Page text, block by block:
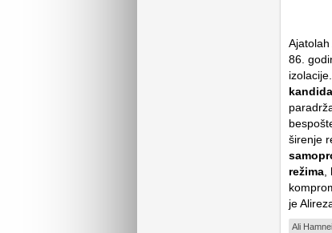
86.
širenje
režima,
je
Ali Hamnei